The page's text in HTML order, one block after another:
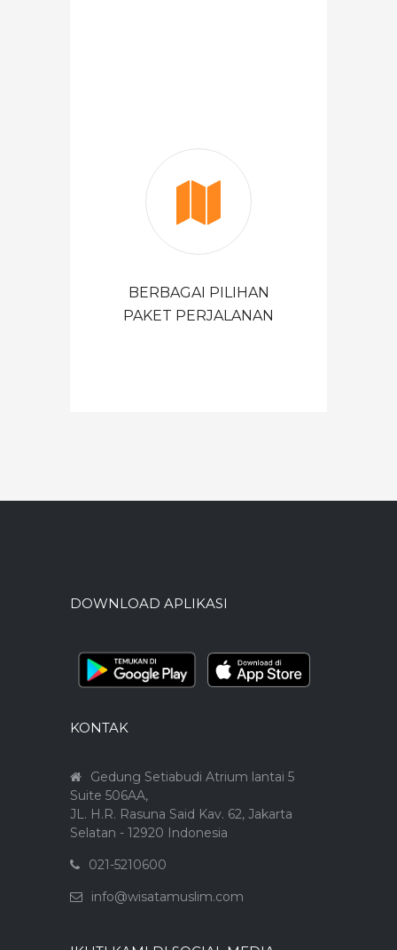
BERBAGAI PILIHAN
PAKET PERJALANAN
DOWNLOAD APLIKASI
KONTAK
Gedung Setiabudi Atrium lantai 5
Suite 506AA,
JL. H.R. Rasuna Said Kav. 62, Jakarta
Selatan - 12920 Indonesia
021-5210600
info@wisatamuslim.com